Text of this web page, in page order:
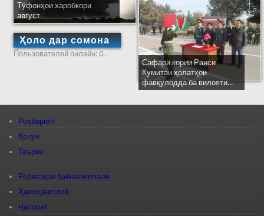
Тӯфонҳои харобкори
август
Ҳоло дар сомона
Пользователей онлайн: 0.
Сафари кории Раиси
Кумитаи ҳолатҳои
фавқулодда ба вилояти...
Роҳбарият
Қонун
Таърих
Робитаҳои байналмилалӣ
Ҳамоҳангсозӣ
Ҷасорат